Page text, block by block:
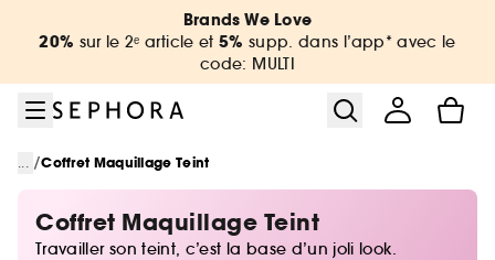
Aller au contenu principal
Aller au pied de pageBrands We Love
20% sur le 2ᵉ article et 5% supp. dans l’app* avec le
code: MULTI
... /Coffret Maquillage Teint
Coffret Maquillage Teint
Travailler son teint, c’est la base d’un joli look.